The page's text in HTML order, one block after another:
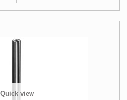
Quick view